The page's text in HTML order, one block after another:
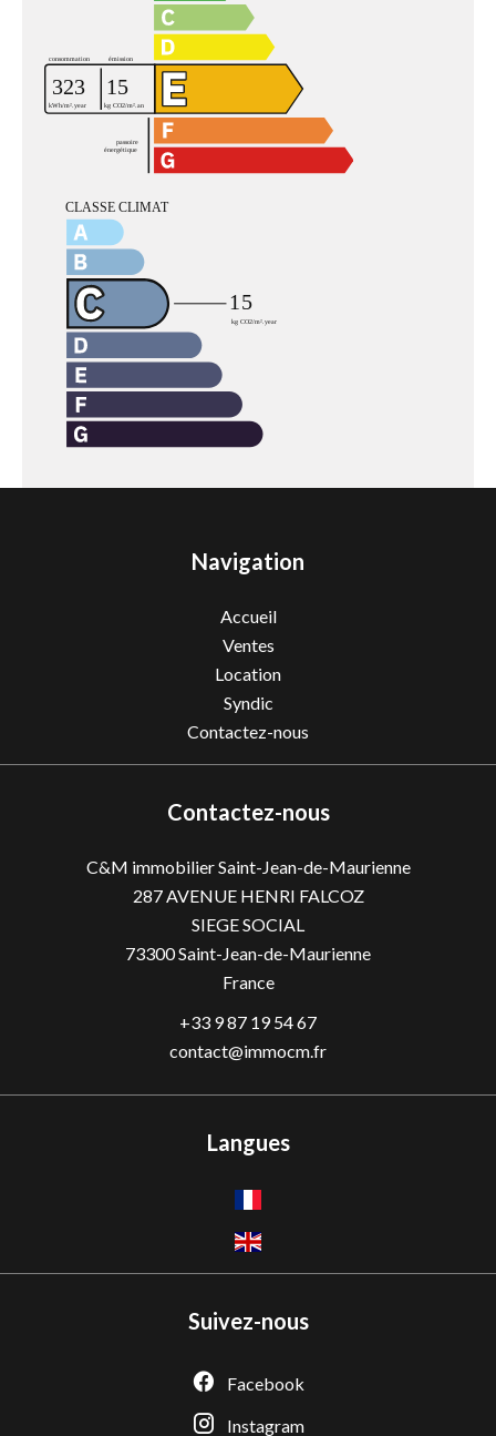
Navigation
Accueil
Ventes
Location
Syndic
Contactez-nous
Contactez-nous
C&M immobilier Saint-Jean-de-Maurienne
287 AVENUE HENRI FALCOZ
SIEGE SOCIAL
73300Saint-Jean-de-Maurienne
France
+33 9 87 19 54 67
contact@immocm.fr
Langues
Suivez-nous
Facebook
Instagram